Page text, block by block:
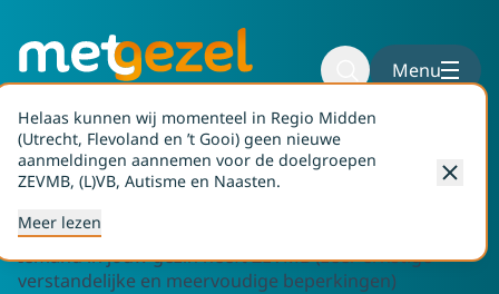
Helaas kunnen wij momenteel in Regio Midden
(Utrecht, Flevoland en ’t Gooi) geen nieuwe
aanmeldingen aannemen voor de doelgroepen
ZEVMB, (L)VB, Autisme en Naasten.
Meer lezen
Naar hoofdinhoud
Naar voettekst
Menu
ZEVMB
Iemand in jouw gezin heeft ZEVMB (zeer ernstige
verstandelijke en meervoudige beperkingen)
Home Aanvragen ZEVMB